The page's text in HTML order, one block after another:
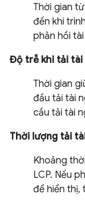
Thời gian
đến khi
phản hồi tài
Độ trễ khi tải tài
Thời gian
đầu tải tài
cầu tải tài
Thời lượng tải
Khoảng
LCP. Nếu
để hiển thị,